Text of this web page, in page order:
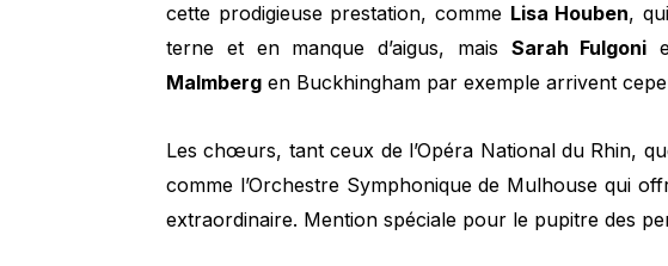
cette prodigieuse prestation, comme Lisa Houben,
terne et en manque d’aigus, mais Sarah Fulgoni
Malmberg en Buckhingham par exemple arrivent
Les chœurs, tant ceux de l’Opéra National du Rhin,
comme l’Orchestre Symphonique de Mulhouse qui
extraordinaire. Mention spéciale pour le pupitre des